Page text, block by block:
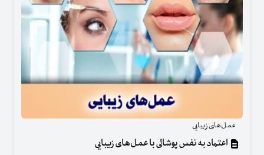
عمل‌های زیبایی
اعتماد به نفس پوشالی با عمل‌های زیبایی